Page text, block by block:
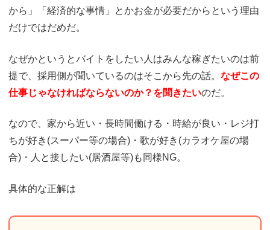
から」「経済的な事情」とかお金が必要だからという理由
だけではだめだ。
なぜかというとバイトをしたい人はみんな稼ぎたいのは前
提で、採用側が聞いているのはそこから先の話。なぜこの
仕事じゃなければならないのか？を聞きたいのだ。
なので、家から近い・長時間働ける・時給が良い・レジ打
ちが好き(スーパー等の場合)・歌が好き(カラオケ屋の場
合)・人と接したい(居酒屋等)も同様NG。
具体的な正解は